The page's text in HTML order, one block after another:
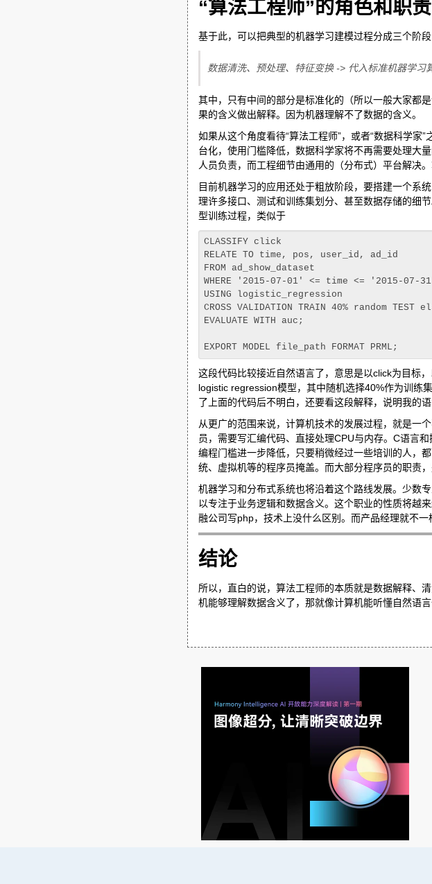
“算法工程师”的角色和职责
基于此，可以把典型的机器学习建模过程分成三个阶段
数据清洗、预处理、特征变换 -> 代入标准机器学习
其中，只有中间的部分是标准化的（所以一般大家都
果的含义做出解释。因为机器理解不了数据的含义。
如果从这个角度看待“算法工程师”，或者“数据科学
台化，使用门槛降低，数据科学家将不再需要处理大
人员负责，而工程细节由通用的（分布式）平台解决
目前机器学习的应用还处于粗放阶段，要搭建一个系
理许多接口、测试和训练集划分、甚至数据存储的细
型训练过程，类似于
CLASSIFY click
RELATE TO time, pos, user_id, ad_id
FROM ad_show_dataset
WHERE '2015-07-01' <= time <= '2015-07-
USING logistic_regression
CROSS VALIDATION TRAIN 40% random TEST
EVALUATE WITH auc;
这段代码比较接近自然语言了，意思是以click为目标
logistic regression模型，其中随机选择40%作为训练
了上面的代码后不明白，还要看这段解释，说明我的语
从更广的范围来说，计算机技术的发展过程，就是一
员，需要写汇编代码、直接处理CPU与内存。C语言
编程门槛进一步降低，只要稍微经过一些培训的人，
统、虚拟机等的程序员掩盖。而大部分程序员的职责
机器学习和分布式系统也将沿着这个路线发展。少数
以专注于业务逻辑和数据含义。这个职业的性质将越
融公司写php，技术上没什么区别。而产品经理就不
结论
所以，直白的说，算法工程师的本质就是数据解释、
机能够理解数据含义了，那就像计算机能听懂自然语